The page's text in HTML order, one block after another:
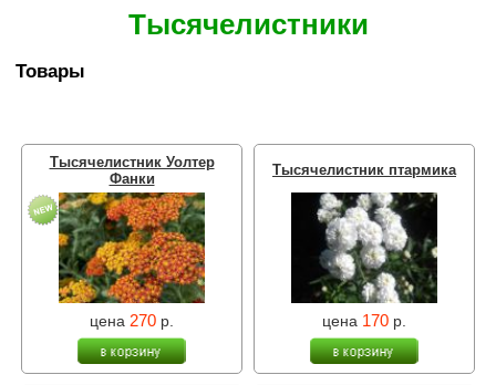
Тысячелистники
Товары
Тысячелистник Уолтер
Фанки
цена 270 р.
Тысячелистник птармика
цена 170 р.